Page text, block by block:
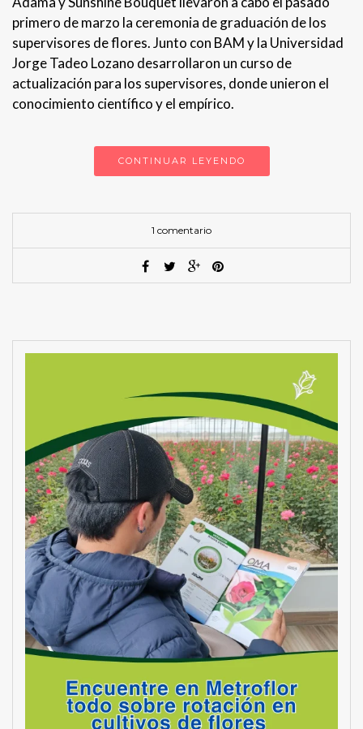
primero de marzo la ceremonia de graduación de los
supervisores de flores. Junto con BAM y la Universidad
Jorge Tadeo Lozano desarrollaron un curso de
actualización para los supervisores, donde unieron el
conocimiento científico y el empírico.
CONTINUAR LEYENDO
1 comentario